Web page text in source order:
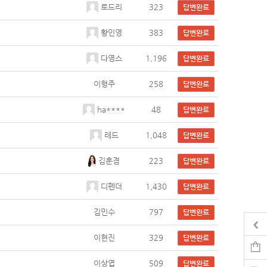
로드리 323 답변완료
황인영 383 답변완료
다영스 1,196 답변완료
이형주 258 답변완료
ha**** 48 답변완료
레드 1,048 답변완료
김훈겸 223 답변완료
디펜더 1,430 답변완료
김민수 797 답변완료
이현진 329 답변완료
이상엽 509 답변완료